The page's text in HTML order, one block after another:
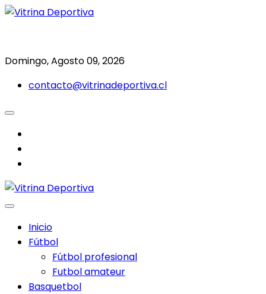
Saltar
Domingo, Agosto 09, 2026
contacto@vitrinadeportiva.cl
Inicio
Fútbol
Fútbol profesional
Futbol amateur
Basquetbol